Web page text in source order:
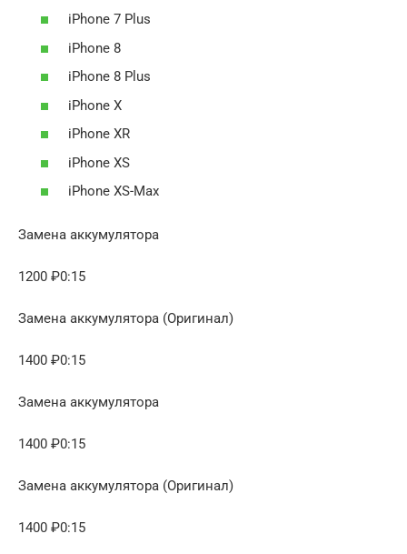
iPhone 7 Plus
iPhone 8
iPhone 8 Plus
iPhone X
iPhone XR
iPhone XS
iPhone XS-Max
Замена аккумулятора
1200 ₽0:15
Замена аккумулятора (Оригинал)
1400 ₽0:15
Замена аккумулятора
1400 ₽0:15
Замена аккумулятора (Оригинал)
1400 ₽0:15